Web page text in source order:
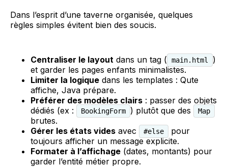
Dans l’esprit d’une taverne organisée, quelques
règles simples évitent bien des soucis.
Centraliser le layout dans un tag ( main.html
)
et garder les pages enfants minimalistes.
Limiter la logique dans les templates : Qute
affiche, Java prépare.
Préférer des modèles clairs : passer des objets
dédiés (ex :
BookingForm ) plutôt que des Map
brutes.
Gérer les états vides avec #else
pour
toujours afficher un message explicite.
Formater à l’affichage (dates, montants) pour
garder l’entité métier propre.